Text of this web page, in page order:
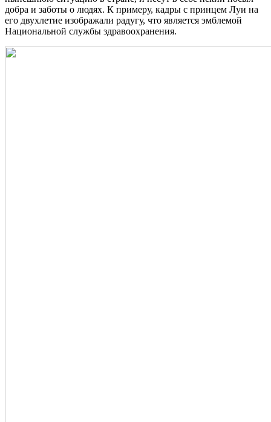
добра и заботы о людях. К примеру, кадры с принцем Луи на
его двухлетие изображали радугу, что является эмблемой
Национальной службы здравоохранения.